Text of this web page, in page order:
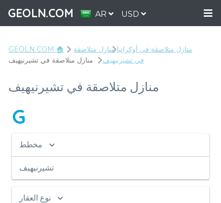
GEOLN.COM AR USD
GEOLN.COM 🏠 منازل متلاصقة في أوكرانيا منازل متلاصقة
في تشيرنيهيف
منازل متلاصقة في تشيرنيهيف
منازل متلاصقة في تشيرنيهيف
G
تشيرنيهيف
نوع العقار